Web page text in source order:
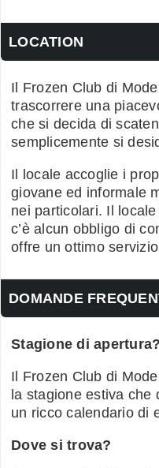
LOCATION
Il Frozen Club di
trascorrere una
che si decida di
semplicemente si
Il locale accoglie i
giovane ed informale
nei particolari. Il
c’è alcun obbligo di
offre un ottimo
DOMANDE
Stagione di apertura?
Il Frozen Club di
la stagione estiva che
un ricco calendario di
Dove si trova?